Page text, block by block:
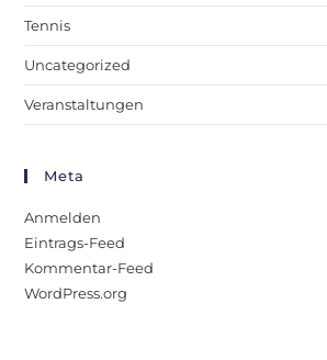
Tennis
Uncategorized
Veranstaltungen
Meta
Anmelden
Eintrags-Feed
Kommentar-Feed
WordPress.org